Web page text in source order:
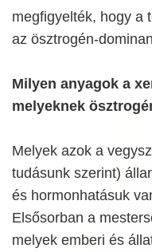
megfigyelték, hogy a
az ösztrogén-
Milyen anyagok a
melyeknek
Melyek azok a
tudásunk szerint)
és hormonhatásuk
Elsősorban a
melyek emberi és